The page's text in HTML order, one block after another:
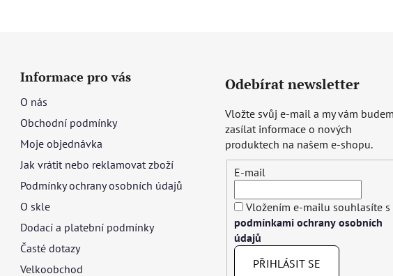
Informace pro vás
O nás
Obchodní podmínky
Moje objednávka
Jak vrátit nebo reklamovat zboží
Podmínky ochrany osobních údajů
O skle
Dodací a platební podmínky
Časté dotazy
Velkoobchod
Odebírat newsletter
Vložte svůj e-mail a my vám
zasílat informace o nových
produktech na našem e-shopu.
E-mail
Vložením e-mailu souhlasíte s
podmínkami ochrany osobních
údajů
PŘIHLÁSIT SE